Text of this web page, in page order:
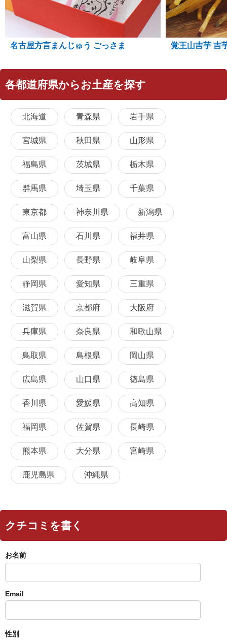
名古屋方言まんじゅう ごっさま 覚王山吉芋 吉
各都道府県からお土産を探す
北海道 青森県 岩手県
宮城県 秋田県 山形県
福島県 茨城県 栃木県
群馬県 埼玉県 千葉県
東京都 神奈川県 新潟県
富山県 石川県 福井県
山梨県 長野県 岐阜県
静岡県 愛知県 三重県
滋賀県 京都府 大阪府
兵庫県 奈良県 和歌山県
鳥取県 島根県 岡山県
広島県 山口県 徳島県
香川県 愛媛県 高知県
福岡県 佐賀県 長崎県
熊本県 大分県 宮崎県
鹿児島県 沖縄県
クチコミを書く
お名前
Email
性別